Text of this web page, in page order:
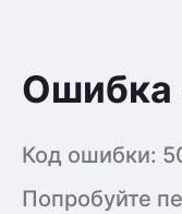
Ошибка
Код ошибки:
Попробуйте